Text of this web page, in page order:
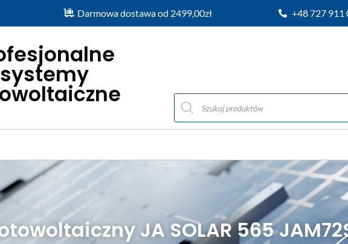
Darmowa dostawa od 2499,00zł +48 727 911
systemy
JA SOLAR 565